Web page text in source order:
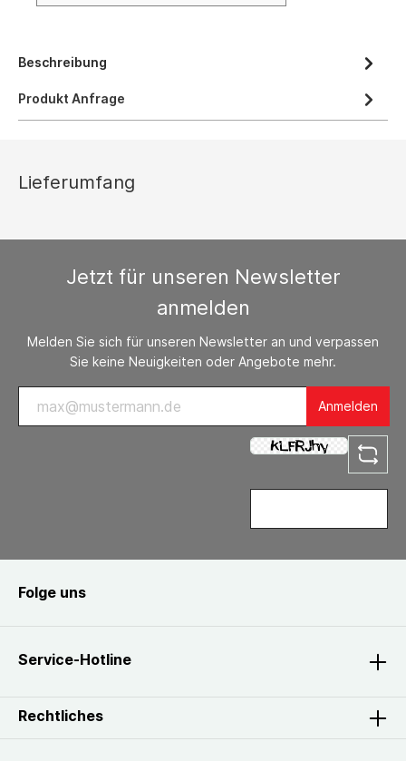
Beschreibung
Produkt Anfrage
Lieferumfang
Jetzt für unseren Newsletter
anmelden
Melden Sie sich für unseren Newsletter an und verpassen
Sie keine Neuigkeiten oder Angebote mehr.
Anmelden
Service-Hotline
Folge uns
Rechtliches